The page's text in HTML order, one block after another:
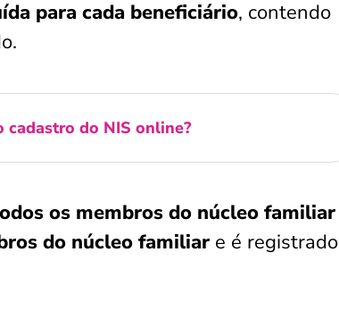
para cada beneficiário, contendo
cadastro do NIS online?
os membros do núcleo familiar
do núcleo familiar e é registrado